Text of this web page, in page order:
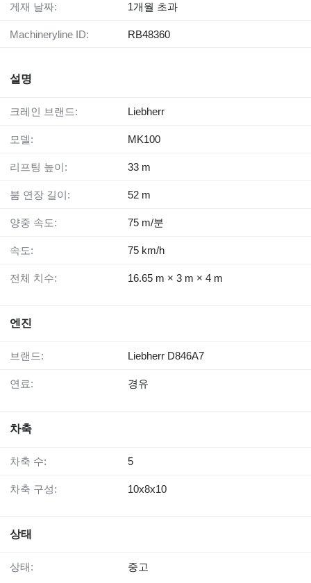
게재 날짜: 1개월 초과
Machineryline ID: RB48360
설명
크레인 브랜드: Liebherr
모델: MK100
리프팅 높이: 33 m
붐 연장 길이: 52 m
양중 속도: 75 m/분
속도: 75 km/h
전체 치수: 16.65 m × 3 m × 4 m
엔진
브랜드: Liebherr D846A7
연료: 경유
차축
차축 수: 5
차축 구성: 10x8x10
상태
상태: 중고